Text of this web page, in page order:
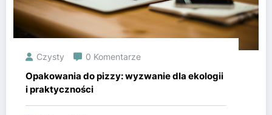
Czysty 0 Komentarze
Opakowania do pizzy: wyzwanie dla ekologii
i praktyczności